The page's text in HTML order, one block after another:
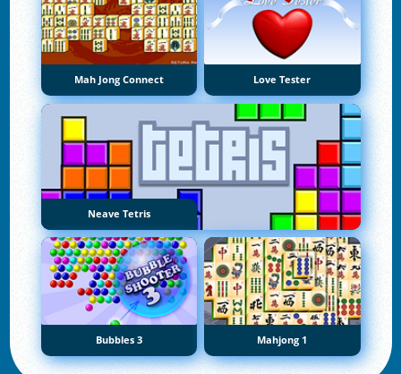
Mah Jong Connect Love Tester
Neave Tetris
Bubbles 3 Mahjong 1